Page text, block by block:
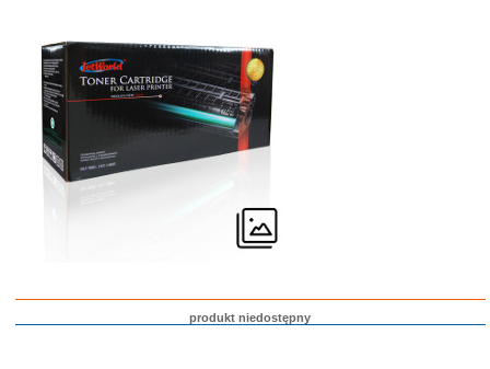
produkt niedostępny